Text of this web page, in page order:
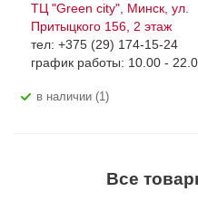
ТЦ "Green city", Минск, ул.
Притыцкого 156, 2 этаж
тел: +375 (29) 174-15-24
график работы: 10.00 -
В наличии (1)
Все